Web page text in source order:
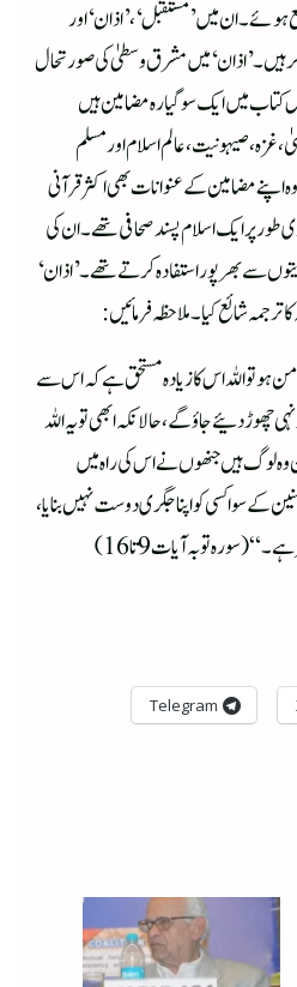
ان میں ’مستقبل‘، ’اذان‘ اور
’اذان‘ میں مشرق وسطیٰ کی صورتحال
کتاب میں ایک سو گیارہ مضامین ہیں
صیہونیت، عالم اسلام اور مسلم
اپنے مضامین کے عنوانات بھی اکثر قرآنی
طورپر ایک اسلام پسند صحافی تھے۔ ان کی
آیتوں سے بھرپور استفادہ کرتے تھے۔’اذان‘
شائع کیا۔ ملاحظہ فرمائیں:
ہو تو اللہ اس کا زیادہ مستحق ہے کہ اس سے
چھوڑ دئیے جاؤ گے، حالانکہ ابھی تو یہ اللہ
لوگ ہیں جنھوں نے اس کی راہ میں
کے سوا کسی کو اپنا جگری دوست نہیں بنایا،
توبہ آیات 9تا16)
Telegram